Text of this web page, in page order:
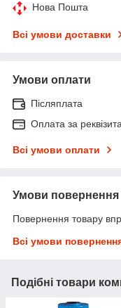
Нова Пошта
Всі умови доставки
Умови оплати
Післяплата
Оплата за
Всі умови оплати
Умови повернення
Повернення товару
Всі умови
Подібні товари